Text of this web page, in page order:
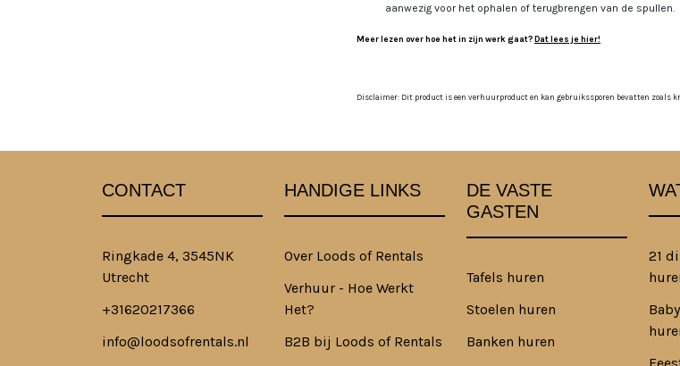
aanwezig voor het ophalen of terugbrengen van de spullen.
Meer lezen over hoe het in zijn werk gaat?Dat lees je hier!
Disclaimer: Dit product is een verhuurproduct en kan gebruikssporen bevatten zoals
CONTACT
Ringkade 4, 3545NK
Utrecht
+31620217366
info@loodsofrentals.nl
HANDIGE LINKS
Over Loods of Rentals
Verhuur - Hoe Werkt
Het?
B2B bij Loods of Rentals
DE VASTE
GASTEN
Tafels huren
Stoelen huren
Banken huren
21